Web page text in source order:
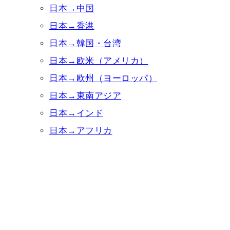
日本→中国
日本→香港
日本→韓国・台湾
日本→欧米（アメリカ）
日本→欧州（ヨーロッパ）
日本→東南アジア
日本→インド
日本→アフリカ